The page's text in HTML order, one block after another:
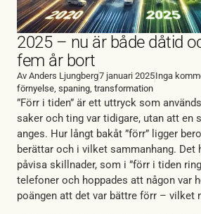
2025 – nu är både dåtid
fem år bort
Av Anders Ljungberg7 januari 2025Inga
förnyelse spaning transformation
”Förr i tiden” är ett uttryck som
saker och ting var tidigare, utan att en
anges. Hur långt bakåt ”förr” ligger
berättar och i vilket sammanhang. Det
påvisa skillnader, som i ”förr i tiden
telefoner och hoppades att någon var
poängen att det var bättre förr – vilket